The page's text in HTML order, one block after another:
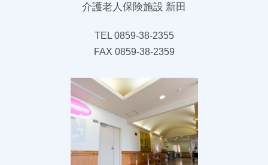
介護老人保険施設 新田
TEL 0859-38-2355
FAX 0859-38-2359